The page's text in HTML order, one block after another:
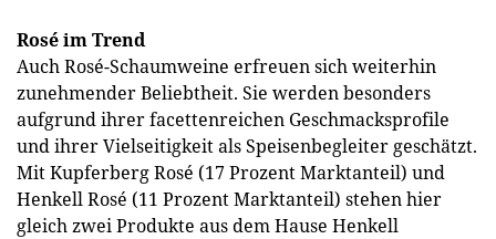
Rosé im Trend
Auch Rosé-Schaumweine erfreuen sich weiterhin
zunehmender Beliebtheit. Sie werden besonders
aufgrund ihrer facettenreichen Geschmacksprofile
und ihrer Vielseitigkeit als Speisenbegleiter geschätzt.
Mit Kupferberg Rosé (17 Prozent Marktanteil) und
Henkell Rosé (11 Prozent Marktanteil) stehen hier
gleich zwei Produkte aus dem Hause Henkell